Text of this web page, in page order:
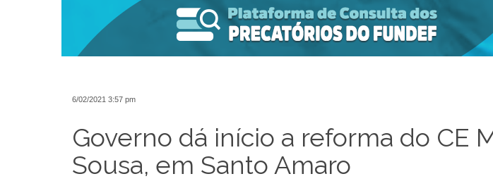
6/02/2021 3:57 pm
Governo dá início a reforma do CE
Sousa, em Santo Amaro